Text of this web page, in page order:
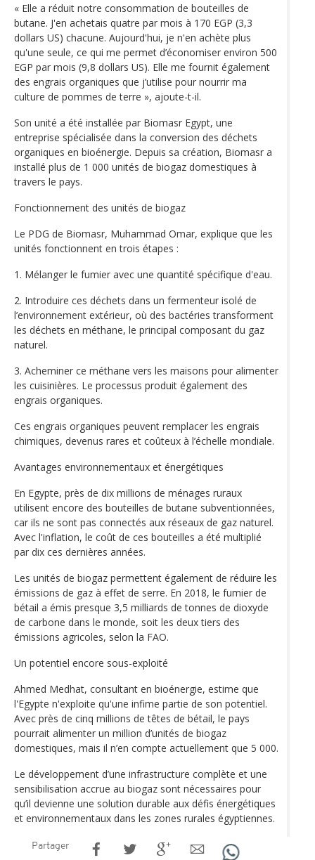
« Elle a réduit notre consommation de bouteilles de
butane. J'en achetais quatre par mois à 170 EGP (3,3
dollars US) chacune. Aujourd'hui, je n'en achète plus
qu'une seule, ce qui me permet d’économiser environ 500
EGP par mois (9,8 dollars US). Elle me fournit également
des engrais organiques que j’utilise pour nourrir ma
culture de pommes de terre », ajoute-t-il.
Son unité a été installée par Biomasr Egypt, une
entreprise spécialisée dans la conversion des déchets
organiques en bioénergie. Depuis sa création, Biomasr a
installé plus de 1 000 unités de biogaz domestiques à
travers le pays.
Fonctionnement des unités de biogaz
Le PDG de Biomasr, Muhammad Omar, explique que les
unités fonctionnent en trois étapes :
1. Mélanger le fumier avec une quantité spécifique d'eau.
2. Introduire ces déchets dans un fermenteur isolé de
l’environnement extérieur, où des bactéries transforment
les déchets en méthane, le principal composant du gaz
naturel.
3. Acheminer ce méthane vers les maisons pour alimenter
les cuisinières. Le processus produit également des
engrais organiques.
Ces engrais organiques peuvent remplacer les engrais
chimiques, devenus rares et coûteux à l’échelle mondiale.
Avantages environnementaux et énergétiques
En Egypte, près de dix millions de ménages ruraux
utilisent encore des bouteilles de butane subventionnées,
car ils ne sont pas connectés aux réseaux de gaz naturel.
Avec l'inflation, le coût de ces bouteilles a été multiplié
par dix ces dernières années.
Les unités de biogaz permettent également de réduire les
émissions de gaz à effet de serre. En 2018, le fumier de
bétail a émis presque 3,5 milliards de tonnes de dioxyde
de carbone dans le monde, soit les deux tiers des
émissions agricoles, selon la FAO.
Un potentiel encore sous-exploité
Ahmed Medhat, consultant en bioénergie, estime que
l'Egypte n'exploite qu'une infime partie de son potentiel.
Avec près de cinq millions de têtes de bétail, le pays
pourrait alimenter un million d’unités de biogaz
domestiques, mais il n’en compte actuellement que 5 000.
Le développement d’une infrastructure complète et une
sensibilisation accrue au biogaz sont nécessaires pour
qu’il devienne une solution durable aux défis énergétiques
et environnementaux dans les zones rurales égyptiennes.
Partager